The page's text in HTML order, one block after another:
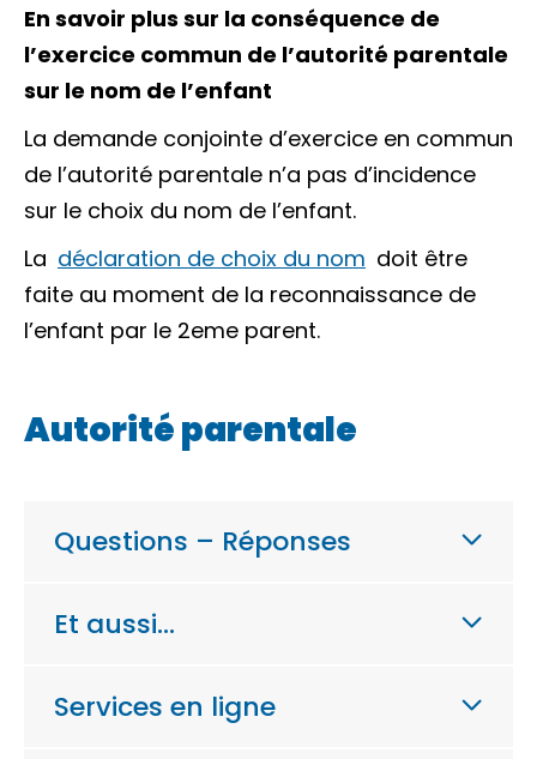
En savoir plus sur la conséquence de
l’exercice commun de l’autorité parentale
sur le nom de l’enfant
La demande conjointe d’exercice en commun
de l’autorité parentale n’a pas d’incidence
sur le choix du nom de l’enfant.
La déclaration de choix du nom doit être
faite au moment de la reconnaissance de
l’enfant par le 2eme parent.
Autorité parentale
Questions – Réponses
Et aussi…
Services en ligne